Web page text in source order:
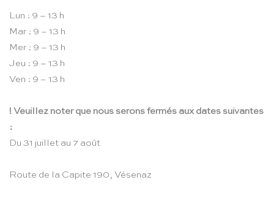
Lun : 9 – 13 h
Mar : 9 – 13 h
Mer : 9 – 13 h
Jeu : 9 – 13 h
Ven : 9 – 13 h
! Veuillez noter que nous serons fermés aux dates suivantes
:
Du 31 juillet au 7 août
Route de la Capite 190, Vésenaz